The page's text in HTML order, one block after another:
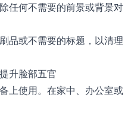
任何不需要的前景或背景对
品或不需要的标题，以清理
升脸部五官
上使用。在家中、办公室或